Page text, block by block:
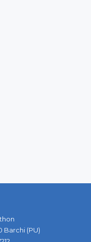
Barchi (PU)